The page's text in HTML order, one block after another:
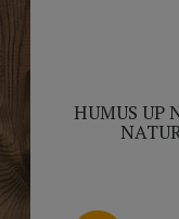
HUMUS UP